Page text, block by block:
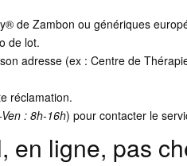
de Zambon ou génériques
de lot.
adresse (ex : Centre de
réclamation.
: 8h-16h) pour contacter le
ligne, pas